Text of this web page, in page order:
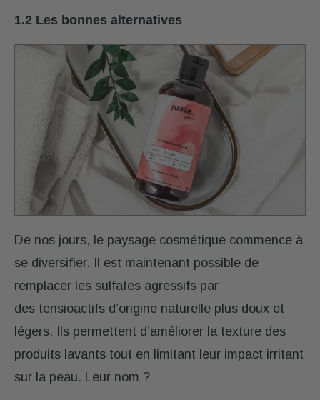
1.2 Les bonnes alternatives
De nos jours, le paysage cosmétique commence à
se diversifier. Il est maintenant possible de
remplacer les sulfates agressifs par
des tensioactifs d’origine naturelle plus doux et
légers. Ils permettent d’améliorer la texture des
produits lavants tout en limitant leur impact irritant
sur la peau. Leur nom ?